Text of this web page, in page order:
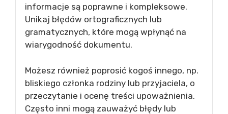
informacje są poprawne i kompleksowe.
Unikaj błędów ortograficznych lub
gramatycznych, które mogą wpłynąć na
wiarygodność dokumentu.
Możesz również poprosić kogoś innego, np.
bliskiego członka rodziny lub przyjaciela, o
przeczytanie i ocenę treści upoważnienia.
Często inni mogą zauważyć błędy lub